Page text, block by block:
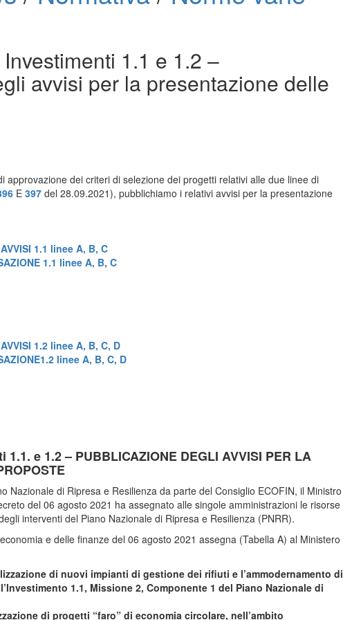
1.1 e 1.2 –
avvisi per la presentazione delle
approvazione dei criteri di selezione dei progetti relativi alle due linee di
E 397 del 28.09.2021), pubblichiamo i relativi avvisi per la presentazione
1.1 linee A, B, C
1.1 linee A, B, C
1.2 linee A, B, C, D
linee A, B, C, D
1.1. e 1.2 – PUBBLICAZIONE DEGLI AVVISI PER LA
Nazionale di Ripresa e Resilienza da parte del Consiglio ECOFIN, il Ministro
del 06 agosto 2021 ha assegnato alle singole amministrazioni le risorse
interventi del Piano Nazionale di Ripresa e Resilienza (PNRR).
e delle finanze del 06 agosto 2021 assegna (Tabella A) al Ministero
di nuovi impianti di gestione dei rifiuti e l’ammodernamento di
1.1, Missione 2, Componente 1 del Piano Nazionale di
di progetti “faro” di economia circolare, nell’ambito